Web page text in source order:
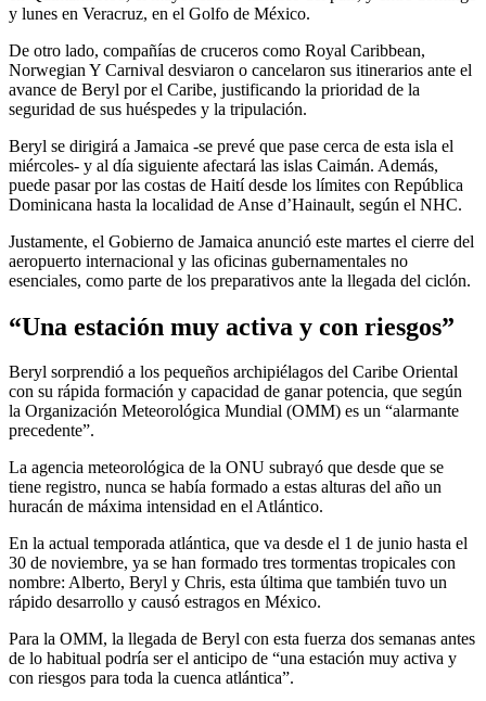
y lunes en Veracruz, en el Golfo de México.
De otro lado, compañías de cruceros como Royal Caribbean,
Norwegian Y Carnival desviaron o cancelaron sus itinerarios ante el
avance de Beryl por el Caribe, justificando la prioridad de la
seguridad de sus huéspedes y la tripulación.
Beryl se dirigirá a Jamaica -se prevé que pase cerca de esta isla el
miércoles- y al día siguiente afectará las islas Caimán. Además,
puede pasar por las costas de Haití desde los límites con República
Dominicana hasta la localidad de Anse d’Hainault, según el NHC.
Justamente, el Gobierno de Jamaica anunció este martes el cierre del
aeropuerto internacional y las oficinas gubernamentales no
esenciales, como parte de los preparativos ante la llegada del ciclón.
“Una estación muy activa y con riesgos”
Beryl sorprendió a los pequeños archipiélagos del Caribe Oriental
con su rápida formación y capacidad de ganar potencia, que según
la Organización Meteorológica Mundial (OMM) es un “alarmante
precedente”.
La agencia meteorológica de la ONU subrayó que desde que se
tiene registro, nunca se había formado a estas alturas del año un
huracán de máxima intensidad en el Atlántico.
En la actual temporada atlántica, que va desde el 1 de junio hasta el
30 de noviembre, ya se han formado tres tormentas tropicales con
nombre: Alberto, Beryl y Chris, esta última que también tuvo un
rápido desarrollo y causó estragos en México.
Para la OMM, la llegada de Beryl con esta fuerza dos semanas antes
de lo habitual podría ser el anticipo de “una estación muy activa y
con riesgos para toda la cuenca atlántica”.